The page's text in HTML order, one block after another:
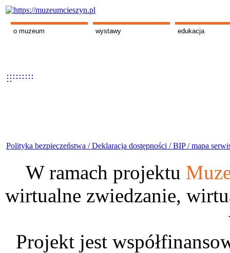
o muzeum wystawy edukacja
Polityka bezpieczeństwa /Deklaracja dostępności /BIP /mapa
W ramach projektu
wirtualne zwiedzanie,
Projekt jest